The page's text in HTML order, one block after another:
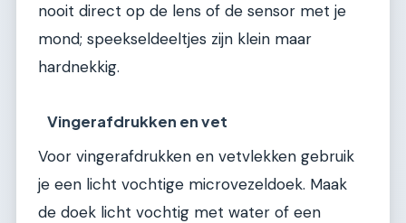
nooit direct op de lens of de sensor met je
mond; speekseldeeltjes zijn klein maar
hardnekkig.
Vingerafdrukken en vet
Voor vingerafdrukken en vetvlekken gebruik
je een licht vochtige microvezeldoek. Maak
de doek licht vochtig met water of een